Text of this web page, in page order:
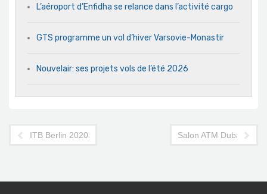
L’aéroport d’Enfidha se relance dans l’activité cargo
GTS programme un vol d’hiver Varsovie-Monastir
Nouvelair: ses projets vols de l’été 2026
ITB Berlin 2020: le salon officiellement annulé !Salon ATM Dubaï: